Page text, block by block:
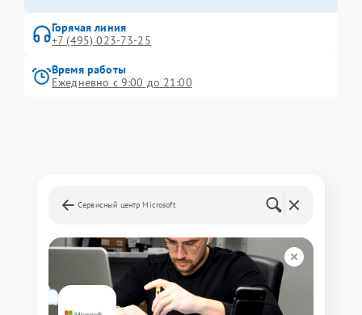
Горячая линия
+7 (495) 023-73-25
Время работы
Ежедневно с 9:00 до 21:00
Сервисный центр Microsoft